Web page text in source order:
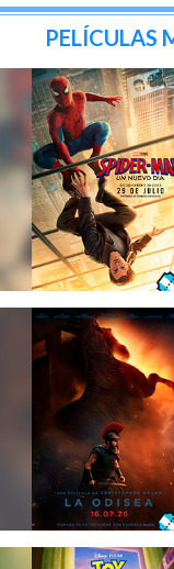
PELÍCULAS